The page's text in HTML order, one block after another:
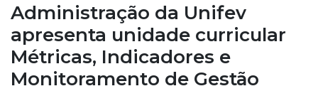
Administração da Unifev
apresenta unidade curricular
Métricas, Indicadores e
Monitoramento de Gestão